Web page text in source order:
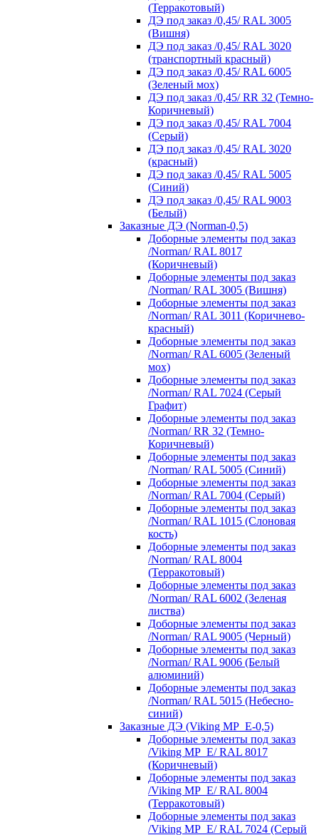
(Терракотовый)
ДЭ под заказ /0,45/ RAL 3005
(Вишня)
ДЭ под заказ /0,45/ RAL 3020
(транспортный красный)
ДЭ под заказ /0,45/ RAL 6005
(Зеленый мох)
ДЭ под заказ /0,45/ RR 32 (Темно-
Коричневый)
ДЭ под заказ /0,45/ RAL 7004
(Серый)
ДЭ под заказ /0,45/ RAL 3020
(красный)
ДЭ под заказ /0,45/ RAL 5005
(Синий)
ДЭ под заказ /0,45/ RAL 9003
(Белый)
Заказные ДЭ (Norman-0,5)
Доборные элементы под заказ
/Norman/ RAL 8017
(Коричневый)
Доборные элементы под заказ
/Norman/ RAL 3005 (Вишня)
Доборные элементы под заказ
/Norman/ RAL 3011 (Коричнево-
красный)
Доборные элементы под заказ
/Norman/ RAL 6005 (Зеленый
мох)
Доборные элементы под заказ
/Norman/ RAL 7024 (Серый
Графит)
Доборные элементы под заказ
/Norman/ RR 32 (Темно-
Коричневый)
Доборные элементы под заказ
/Norman/ RAL 5005 (Синий)
Доборные элементы под заказ
/Norman/ RAL 7004 (Серый)
Доборные элементы под заказ
/Norman/ RAL 1015 (Слоновая
кость)
Доборные элементы под заказ
/Norman/ RAL 8004
(Терракотовый)
Доборные элементы под заказ
/Norman/ RAL 6002 (Зеленая
листва)
Доборные элементы под заказ
/Norman/ RAL 9005 (Черный)
Доборные элементы под заказ
/Norman/ RAL 9006 (Белый
алюминий)
Доборные элементы под заказ
/Norman/ RAL 5015 (Небесно-
синий)
Заказные ДЭ (Viking MP_E-0,5)
Доборные элементы под заказ
/Viking MP_E/ RAL 8017
(Коричневый)
Доборные элементы под заказ
/Viking MP_E/ RAL 8004
(Терракотовый)
Доборные элементы под заказ
/Viking MP_E/ RAL 7024 (Серый